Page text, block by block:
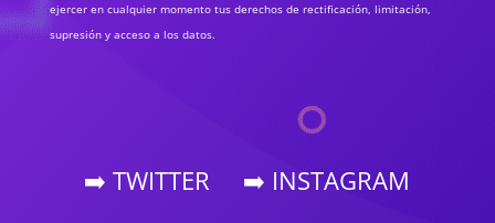
ejercer en cualquier momento tus derechos de rectificación, limitación,
supresión y acceso a los datos.
➡️ TWITTER ➡️ INSTAGRAM